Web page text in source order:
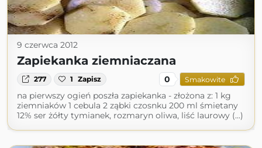
9 czerwca 2012
Zapiekanka ziemniaczana
277 1 Zapisz 0 Smakowite
na pierwszy ogień poszła zapiekanka - złożona z: 1 kg
ziemniaków 1 cebula 2 ząbki czosnku 200 ml śmietany
12% ser żółty tymianek, rozmaryn oliwa, liść laurowy (...)